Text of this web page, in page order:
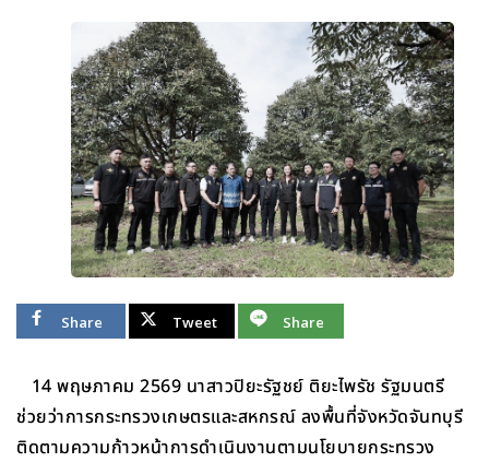
Share Tweet Share
14 พฤษภาคม 2569 นาสาวปิยะรัฐชย์ ติยะไพรัช รัฐมนตรี
ช่วยว่าการกระทรวงเกษตรและสหกรณ์ ลงพื้นที่จังหวัดจันทบุรี
ติดตามความก้าวหน้าการดำเนินงานตามนโยบายกระทรวง